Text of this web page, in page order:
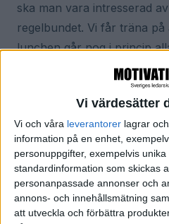
Vi värdesätter
Vi och våra leverantorer lagrar
information på en enhet,
personuppgifter, exempelvis
standardinformation som skickas
personanpassade annonser och
annons- och innehållsmätning
att utveckla och förbättra
ska man vara intresserad
regelbundet. Vi får träna på
lunchen går nog i princip
något pass eller en
då ska man nog inte jobba
Hur laddar du inför en
- Innan jobbet äter jag en
verkligen stor! Sedan blir
Full fart med möten och
kvart i elva så kör jag med